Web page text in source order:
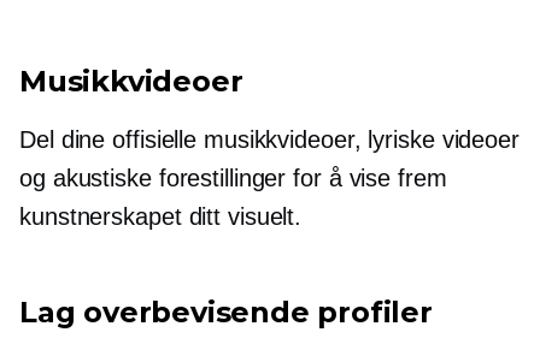
Musikkvideoer
Del dine offisielle musikkvideoer, lyriske videoer
og akustiske forestillinger for å vise frem
kunstnerskapet ditt visuelt.
Lag overbevisende profiler